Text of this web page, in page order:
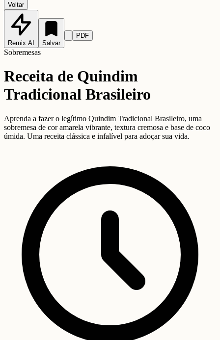
Voltar
Remix AI Salvar
PDF
Sobremesas
Receita de Quindim
Tradicional Brasileiro
Aprenda a fazer o legítimo Quindim Tradicional Brasileiro, uma
sobremesa de cor amarela vibrante, textura cremosa e base de coco
úmida. Uma receita clássica e infalível para adoçar sua vida.